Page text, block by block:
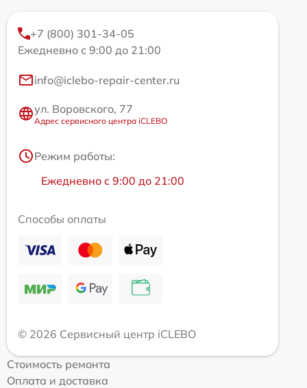
+7 (800) 301-34-05
Ежедневно с 9:00 до 21:00
info@iclebo-repair-center.ru
ул. Воровского, 77
Адрес сервисного центра iCLEBO
Режим работы:
Ежедневно с 9:00 до 21:00
Способы оплаты
© 2026 Сервисный центр iCLEBO
Стоимость ремонта
Оплата и доставка